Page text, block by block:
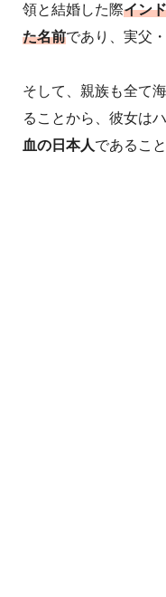
領と結婚した際イン
た名前であり、実父
そして、親族も全て
ることから、彼女は
血の日本人であるこ